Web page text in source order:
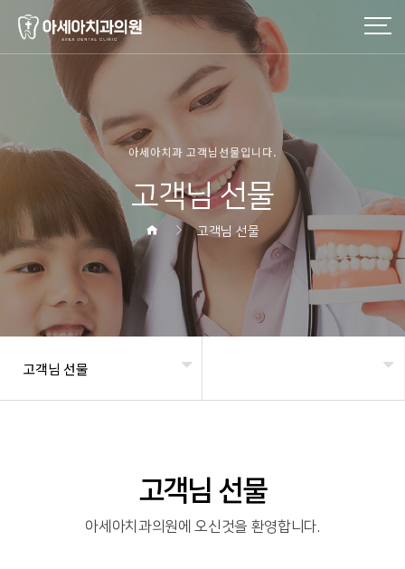
아세아치과 고객님선물입니다.
고객님 선물
고객님 선물
고객님 선물
고객님 선물
아세아치과의원에 오신것을 환영합니다.